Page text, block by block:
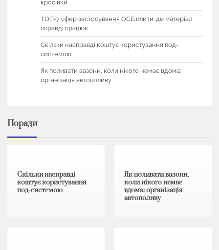
кросівки
ТОП-7 сфер застосування ОСБ плити: де матеріал
справді працює
Скільки насправді коштує користування под-
системою
Як поливати вазони, коли нікого немає вдома:
організація автополиву
Поради
Скільки насправді
коштує користування
под-системою
Як поливати вазони,
коли нікого немає
вдома: організація
автополиву